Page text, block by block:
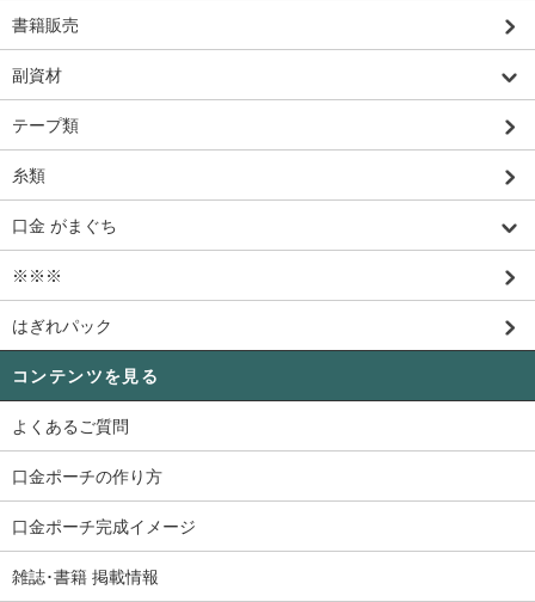
書籍販売
副資材
テープ類
糸類
口金 がまぐち
※※※
はぎれパック
コンテンツを見る
よくあるご質問
口金ポーチの作り方
口金ポーチ完成イメージ
雑誌･書籍 掲載情報